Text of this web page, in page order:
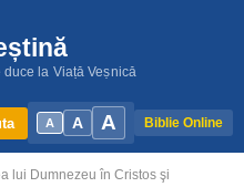
la Viață Veșnică
A A A Biblie Online
lui Dumnezeu în Cristos şi